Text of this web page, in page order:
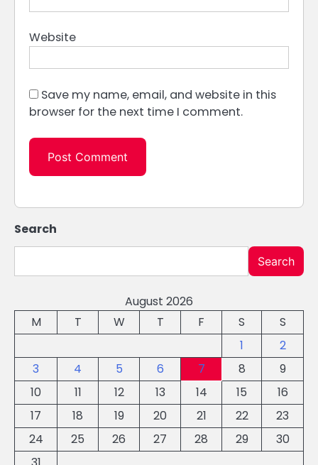
Website
Save my name, email, and website in this
browser for the next time I comment.
Search
Search
August 2026
M
T W T F S
S
1
2
3
4 5 6 7 8
9
10
11 12 13 14 15
16
17
18 19 20 21 22
23
24
25 26 27 28 29
30